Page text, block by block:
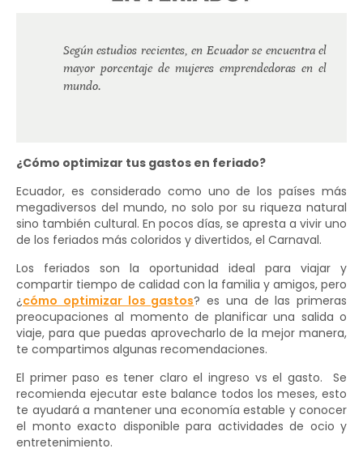
Según estudios recientes, en Ecuador se encuentra el
mayor porcentaje de mujeres emprendedoras en el
mundo.
¿Cómo optimizar tus gastos en feriado?
Ecuador, es considerado como uno de los países más
megadiversos del mundo, no solo por su riqueza natural
sino también cultural. En pocos días, se apresta a vivir uno
de los feriados más coloridos y divertidos, el Carnaval.
Los feriados son la oportunidad ideal para viajar y
compartir tiempo de calidad con la familia y amigos, pero
¿cómo optimizar los gastos? es una de las primeras
preocupaciones al momento de planificar una salida o
viaje, para que puedas aprovecharlo de la mejor manera,
te compartimos algunas recomendaciones.
El primer paso es tener claro el ingreso vs el gasto. Se
recomienda ejecutar este balance todos los meses, esto
te ayudará a mantener una economía estable y conocer
el monto exacto disponible para actividades de ocio y
entretenimiento.